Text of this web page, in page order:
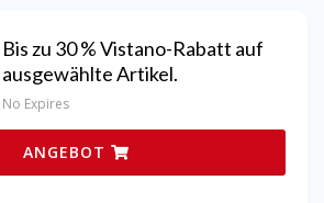
Bis zu 30 % Vistano-Rabatt auf
ausgewählte Artikel.
No Expires
ANGEBOT